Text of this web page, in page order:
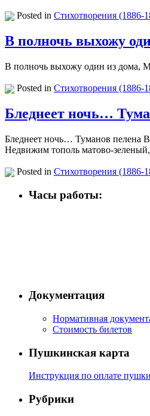
Posted in Стихотворения (1886-
В полночь выхожу
В полночь выхожу один из дома,
Posted in Стихотворения (1886-
Бледнеет ночь…
Бледнеет ночь… Туманов пелена
Недвижим тополь матово-
Posted in Стихотворения (1886-
Часы работы:
Документация
Нормативная
Стоимость билетов
Пушкинская карта
Инструкция по оплате
Рубрики